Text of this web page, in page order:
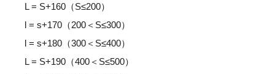
L = S+160（S≤200）
l = s+170（200＜S≤300）
l = s+180（300＜S≤400）
L = S+190（400＜S≤500）